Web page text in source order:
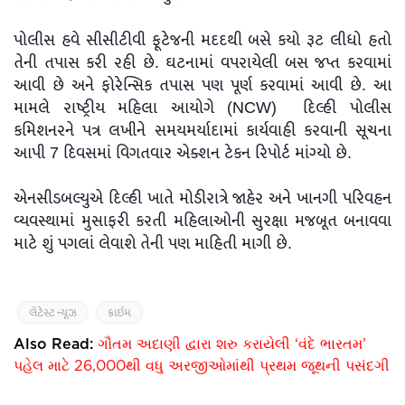
પોલીસ હવે સીસીટીવી ફૂટેજની મદદથી બસે કયો રૂટ લીધો હતો
તેની તપાસ કરી રહી છે. ઘટનામાં વપરાયેલી બસ જપ્ત કરવામાં
આવી છે અને ફોરેન્સિક તપાસ પણ પૂર્ણ કરવામાં આવી છે. આ
મામલે રાષ્ટ્રીય મહિલા આયોગે (NCW) દિલ્હી પોલીસ
કમિશનરને પત્ર લખીને સમયમર્યાદામાં કાર્યવાહી કરવાની સૂચના
આપી 7 દિવસમાં વિગતવાર એક્શન ટેકન રિપોર્ટ માંગ્યો છે.
એનસીડબલ્યુએ દિલ્હી ખાતે મોડીરાત્રે જાહેર અને ખાનગી પરિવહન
વ્યવસ્થામાં મુસાફરી કરતી મહિલાઓની સુરક્ષા મજબૂત બનાવવા
માટે શું પગલાં લેવાશે તેની પણ માહિતી માગી છે.
લેટેસ્ટ ન્યૂઝ ક્રાઇમ
Also Read: ગૌતમ અદાણી દ્વારા શરુ કરાયેલી ‘વંદે ભારતમ’
પહેલ માટે 26,000થી વધુ અરજીઓમાંથી પ્રથમ જૂથની પસંદગી